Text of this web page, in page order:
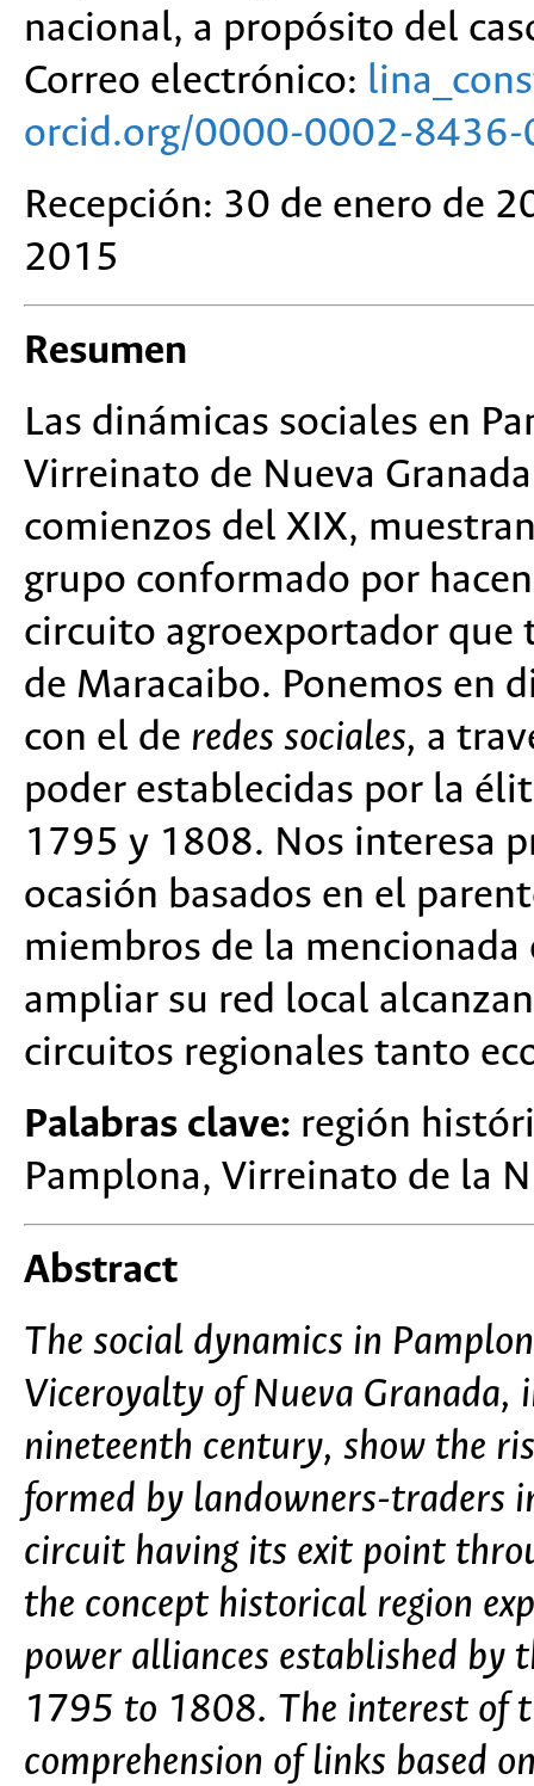
nacional, a propósito del
Correo electrónico:
orcid.org/0000-0002-
Recepción: 30 de enero de
2015
Resumen
Las dinámicas sociales en
Virreinato de Nueva
comienzos del XIX,
grupo conformado por
circuito agroexportador que
de Maracaibo. Ponemos en
con el de redes sociales, a
poder establecidas por la
1795 y 1808. Nos interesa
ocasión basados en el
miembros de la
ampliar su red local
circuitos regionales tanto
Palabras clave: región
Pamplona, Virreinato de la
Abstract
The social dynamics in
Viceroyalty of Nueva Granada,
nineteenth century, show the
formed by landowners-traders
circuit having its exit point
the concept historical region
power alliances established by
1795 to 1808. The interest of
comprehension of links based